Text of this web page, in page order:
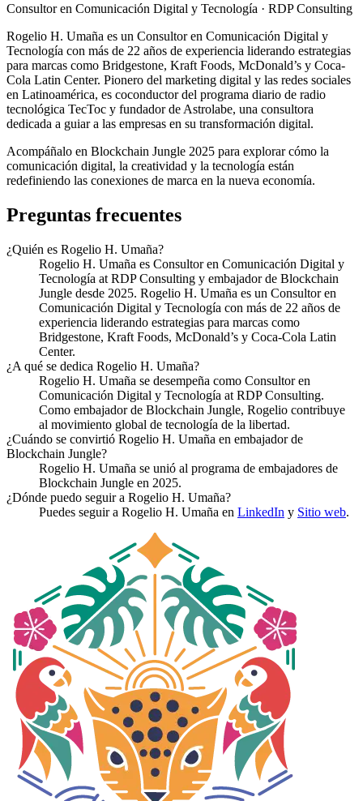
Consultor en Comunicación Digital y Tecnología · RDP Consulting
Rogelio H. Umaña es un Consultor en Comunicación Digital y
Tecnología con más de 22 años de experiencia liderando estrategias
para marcas como Bridgestone, Kraft Foods, McDonald’s y Coca-
Cola Latin Center. Pionero del marketing digital y las redes sociales
en Latinoamérica, es coconductor del programa diario de radio
tecnológica TecToc y fundador de Astrolabe, una consultora
dedicada a guiar a las empresas en su transformación digital.
Acompáñalo en Blockchain Jungle 2025 para explorar cómo la
comunicación digital, la creatividad y la tecnología están
redefiniendo las conexiones de marca en la nueva economía.
Preguntas frecuentes
¿Quién es Rogelio H. Umaña?
Rogelio H. Umaña es Consultor en Comunicación Digital y
Tecnología at RDP Consulting y embajador de Blockchain
Jungle desde 2025. Rogelio H. Umaña es un Consultor en
Comunicación Digital y Tecnología con más de 22 años de
experiencia liderando estrategias para marcas como
Bridgestone, Kraft Foods, McDonald’s y Coca-Cola Latin
Center.
¿A qué se dedica Rogelio H. Umaña?
Rogelio H. Umaña se desempeña como Consultor en
Comunicación Digital y Tecnología at RDP Consulting.
Como embajador de Blockchain Jungle, Rogelio contribuye
al movimiento global de tecnología de la libertad.
¿Cuándo se convirtió Rogelio H. Umaña en embajador de
Blockchain Jungle?
Rogelio H. Umaña se unió al programa de embajadores de
Blockchain Jungle en 2025.
¿Dónde puedo seguir a Rogelio H. Umaña?
Puedes seguir a Rogelio H. Umaña en LinkedIn y Sitio web.